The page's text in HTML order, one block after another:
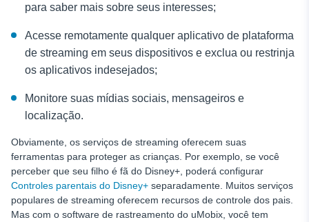
para saber mais sobre seus interesses;
Acesse remotamente qualquer aplicativo de plataforma
de streaming em seus dispositivos e exclua ou restrinja
os aplicativos indesejados;
Monitore suas mídias sociais, mensageiros e
localização.
Obviamente, os serviços de streaming oferecem suas
ferramentas para proteger as crianças. Por exemplo, se você
perceber que seu filho é fã do Disney+, poderá configurar
Controles parentais do Disney+ separadamente. Muitos serviços
populares de streaming oferecem recursos de controle dos pais.
Mas com o software de rastreamento do uMobix, você tem